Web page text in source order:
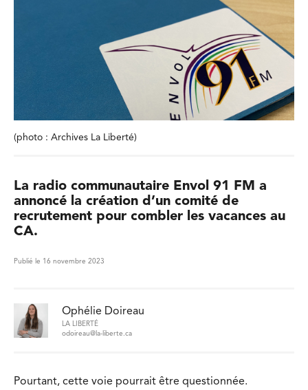
(photo : Archives La Liberté)
La radio communautaire Envol 91 FM a
annoncé la création d’un comité de
recrutement pour combler les vacances au
CA.
Publié le 16 novembre 2023
Ophélie Doireau
LA LIBERTÉ
odoireau@la-liberte.ca
Pourtant, cette voie pourrait être questionnée.